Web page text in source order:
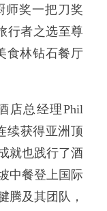
师奖一把刀奖
行者之选至尊
食林钻石餐厅
店总经理Phil
续获得亚洲顶
就也践行了酒
中餐登上国际
腾及其团队，